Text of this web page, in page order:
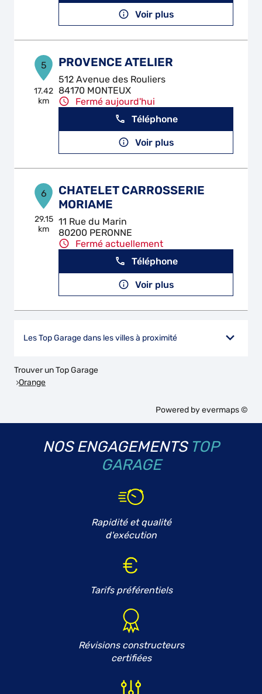
Voir plus
5
17.42
km
PROVENCE ATELIER
512 Avenue des Rouliers
84170 MONTEUX
Fermé aujourd'hui
Téléphone
Voir plus
6
29.15
km
CHATELET CARROSSERIE
MORIAME
11 Rue du Marin
80200 PERONNE
Fermé actuellement
Téléphone
Voir plus
Les Top Garage dans les villes à proximité
Trouver un Top Garage
Orange
Powered byevermaps ©
NOS ENGAGEMENTS TOP
GARAGE
Rapidité et qualité
d'exécution
Tarifs préférentiels
Révisions constructeurs
certifiées